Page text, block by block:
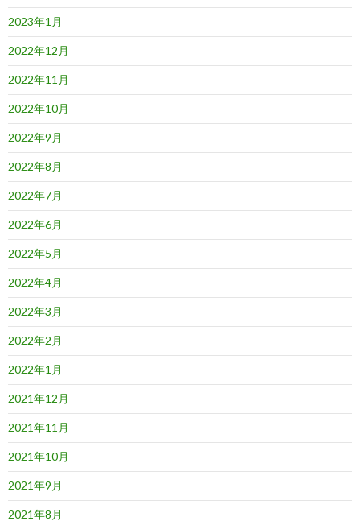
2023年1月
2022年12月
2022年11月
2022年10月
2022年9月
2022年8月
2022年7月
2022年6月
2022年5月
2022年4月
2022年3月
2022年2月
2022年1月
2021年12月
2021年11月
2021年10月
2021年9月
2021年8月